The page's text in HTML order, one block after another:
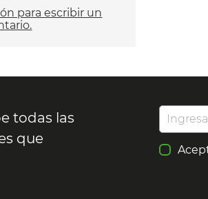
para escribir un
todas las
que